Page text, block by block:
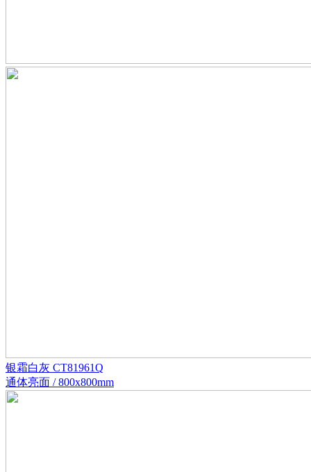
银霜白灰 CT81961Q
通体亮面 / 800x800mm